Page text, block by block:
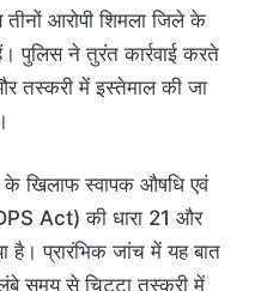
आरोपी शिमला जिले के
पुलिस ने तुरंत कार्रवाई करते
तस्करी में इस्तेमाल की जा
के खिलाफ स्वापक औषधि एवं
Act) की धारा 21 और
है। प्रारंभिक जांच में यह बात
समय से चिट्टा तस्करी में